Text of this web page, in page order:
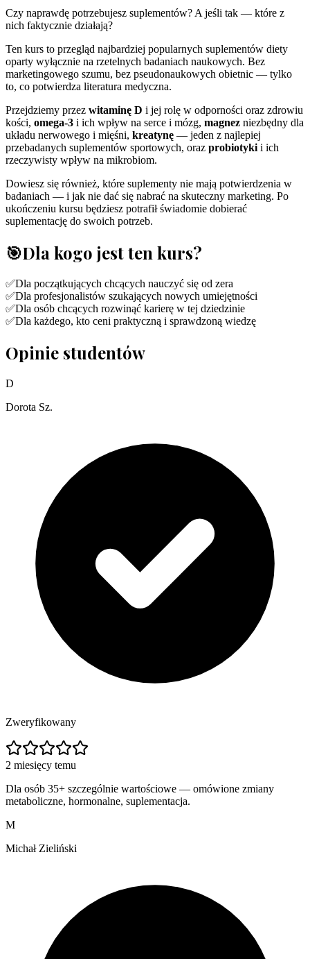
Czy naprawdę potrzebujesz suplementów? A jeśli tak — które z
nich faktycznie działają?
Ten kurs to przegląd najbardziej popularnych suplementów diety
oparty wyłącznie na rzetelnych badaniach naukowych. Bez
marketingowego szumu, bez pseudonaukowych obietnic — tylko
to, co potwierdza literatura medyczna.
Przejdziemy przez witaminę D i jej rolę w odporności oraz zdrowiu
kości, omega-3 i ich wpływ na serce i mózg, magnez niezbędny dla
układu nerwowego i mięśni, kreatynę — jeden z najlepiej
przebadanych suplementów sportowych, oraz probiotykii ich
rzeczywisty wpływ na mikrobiom.
Dowiesz się również, które suplementy nie mają potwierdzenia w
badaniach — i jak nie dać się nabrać na skuteczny marketing. Po
ukończeniu kursu będziesz potrafił świadomie dobierać
suplementację do swoich potrzeb.
🎯Dla kogo jest ten kurs?
✅Dla początkujących chcących nauczyć się od zera
✅Dla profesjonalistów szukających nowych umiejętności
✅Dla osób chcących rozwinąć karierę w tej dziedzinie
✅Dla każdego, kto ceni praktyczną i sprawdzoną wiedzę
Opinie studentów
D
Dorota Sz.
Zweryfikowany
2 miesięcy temu
Dla osób 35+ szczególnie wartościowe — omówione zmiany
metaboliczne, hormonalne, suplementacja.
M
Michał Zieliński